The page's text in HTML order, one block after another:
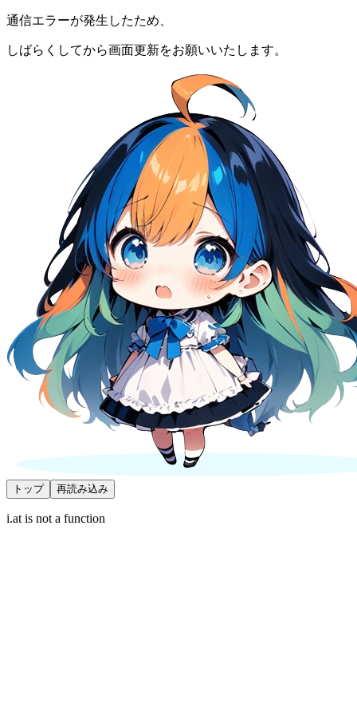
通信エラーが発生したため、
しばらくしてから画面更新をお願いいたします。
トップ 再読み込み
i.at is not a function